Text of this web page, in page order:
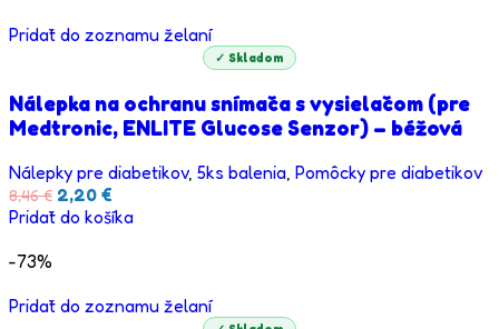
Pridať do zoznamu želaní
✓ Skladom
Nálepka na ochranu snímača s vysielačom (pre
Medtronic, ENLITE Glucose Senzor) – béžová
Nálepky pre diabetikov, 5ks balenia Pomôcky pre diabetikov
8,46€ Pôvodná
cena
2,20 €
cena
Pridať do košíka
-73%
Pridať do zoznamu želaní